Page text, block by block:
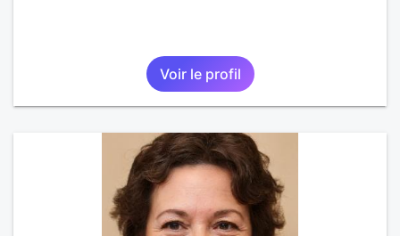
Voir le profil